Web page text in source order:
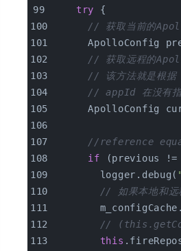
try {
// 获取当前的
ApolloConfig
// 获取远程的
// 该方法就是根
// appId 在没有指
ApolloConfig
//reference
if (previous
        logger.debug(
// 如果本地和远
//
this